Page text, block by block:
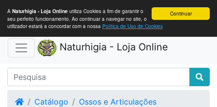
Continuar
A Naturhigia - Loja Online utiliza Cookies a fim de garantir o
seu perfeito funcionamento. Ao continuar a navegar no site, o
utilizador estará a concordar com a nossa Política de Uso de Cookies
Naturhigia - Loja Online
HomeCatálogo
Ossos e Articulações